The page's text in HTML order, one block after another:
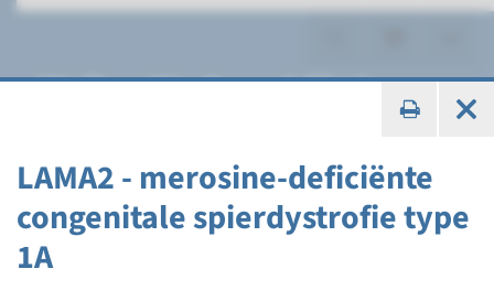
LAMA2 - merosine-deficiënte
congenitale spierdystrofie type
1A
Walker-Warburg (-like)